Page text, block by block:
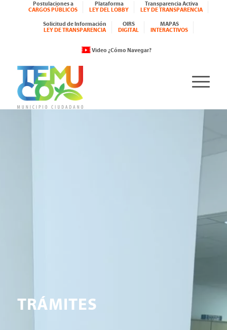
Postulaciones a
CARGOS PÚBLICOS
Plataforma
LEY DEL LOBBY
Transparencia Activa
LEY DE TRANSPARENCIA
Solicitud de Información
LEY DE TRANSPARENCIA
OIRS
DIGITAL
MAPAS
INTERACTIVOS
Video ¿Cómo Navegar?
TRÁMITES